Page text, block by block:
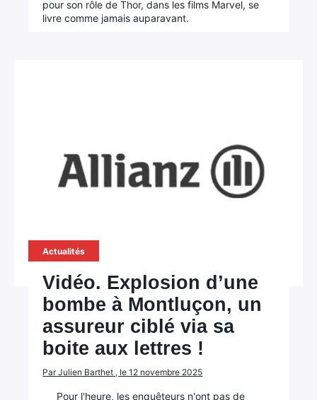
pour son rôle de Thor, dans les films Marvel, se
livre comme jamais auparavant.
Actualités
Vidéo. Explosion d’une
bombe à Montluçon, un
assureur ciblé via sa
boite aux lettres !
Par Julien Barthet , le 12 novembre 2025
Pour l'heure, les enquêteurs n'ont pas de